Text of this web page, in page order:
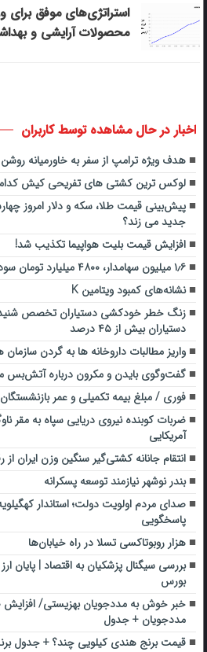
استراتژی‌های موفق برای
محصولات آرایشی و
اخبار در حال مشاهده توسط کاربران
هدف ویژه ترامپ از سفر به خاورمیانه
لوکس ترین کشتی های تفریحی کیش
جدید می زند؟
افزایش قیمت بلیت هواپیما تکذیب شد!
۱٫۶ میلیون سهامدار، ۴۸۰۰ میلیارد تومان سود گرفتند
نشانه‌های کمبود ویتامین K
زنگ خطر خودکشی دستیاران تخصص
دستیاران بیش از ۴۵ درصد
واریز مطالبات داروخانه‌ ها به گردن سازمان
گفت‌وگوی بایدن و مکرون درباره آتش‌بس
فوری / مبلغ بیمه تکمیلی و عمر
ضربات کوبنده نیروی دریایی سپاه به مقر
آمریکایی
انتقام جانانه کشتی‌گیر سنگین وزن ایران از
بندر نوشهر ‌نیازمند توسعه پسکرانه
صدای مردم اولویت دولت؛ استاندار
پاسخگویی
هزار روبوتاکسی تسلا در راه خیابان‌ها
بورس
مددجویان + جدول
قیمت برنج هندی کیلویی چند؟ + جدول